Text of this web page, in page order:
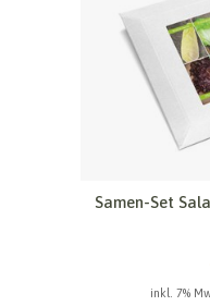
Samen-Set
inkl. 7%